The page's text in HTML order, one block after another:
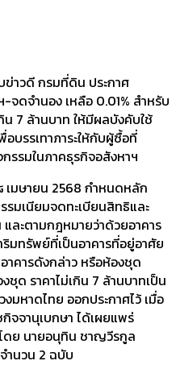
ข่าวดี กรมที่ดิน ประกาศ
จดจำนอง เหลือ 0.01% สำหรับ
7 ล้านบาท ให้มีผลบังคับใช้
บรรเทาภาระให้กับผู้ซื้อที่
รรมในภาคธุรกิจอสังหาฯ
มษายน 2568 กำหนดหลัก
รมเนียมจดทะเบียนสิทธิและ
ละตามกฎหมายว่าด้วยอาคาร
ริมทรัพย์ที่เป็นอาคารที่อยู่อาศัย
คารดังกล่าว หรือห้องชุด
ด ราคาไม่เกิน 7 ล้านบาทเป็น
มหาดไทย ออกประกาศไว้ เมื่อ
จจานุเบกษา ได้เผยแพร่
ดย นายอนุทิน ชาญวีรกูล
ำนวน 2 ฉบับ